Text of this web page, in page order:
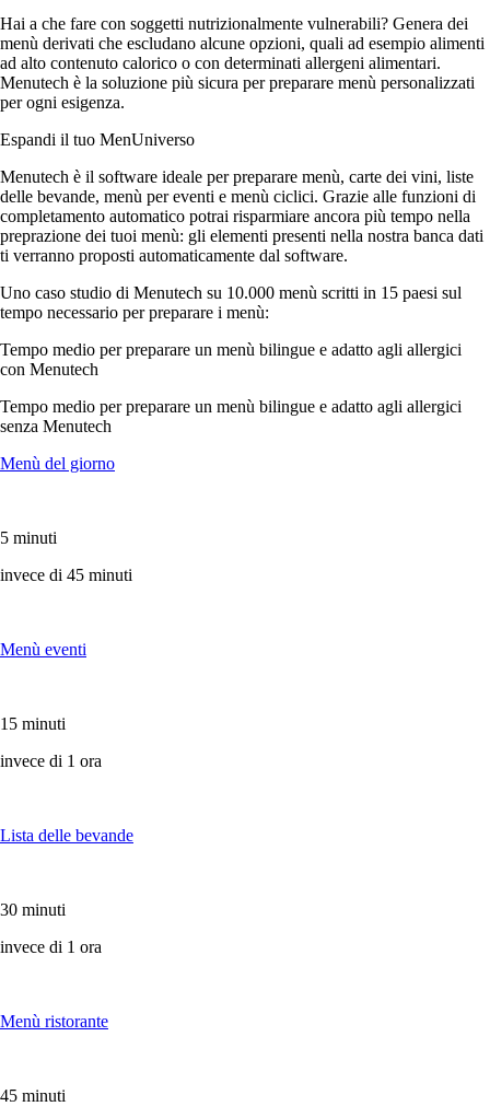
Hai a che fare con soggetti nutrizionalmente vulnerabili? Genera dei
menù derivati che escludano alcune opzioni, quali ad esempio alimenti
ad alto contenuto calorico o con determinati allergeni alimentari.
Menutech è la soluzione più sicura per preparare menù personalizzati
per ogni esigenza.
Espandi il tuo MenUniverso
Menutech è il software ideale per preparare menù, carte dei vini, liste
delle bevande, menù per eventi e menù ciclici. Grazie alle funzioni di
completamento automatico potrai risparmiare ancora più tempo nella
preprazione dei tuoi menù: gli elementi presenti nella nostra banca dati
ti verranno proposti automaticamente dal software.
Uno caso studio di Menutech su 10.000 menù scritti in 15 paesi sul
tempo necessario per preparare i menù:
Tempo medio per preparare un menù bilingue e adatto agli allergici
con Menutech
Tempo medio per preparare un menù bilingue e adatto agli allergici
senza Menutech
Menù del giorno
5 minuti
invece di 45 minuti
Menù eventi
15 minuti
invece di 1 ora
Lista delle bevande
30 minuti
invece di 1 ora
Menù ristorante
45 minuti